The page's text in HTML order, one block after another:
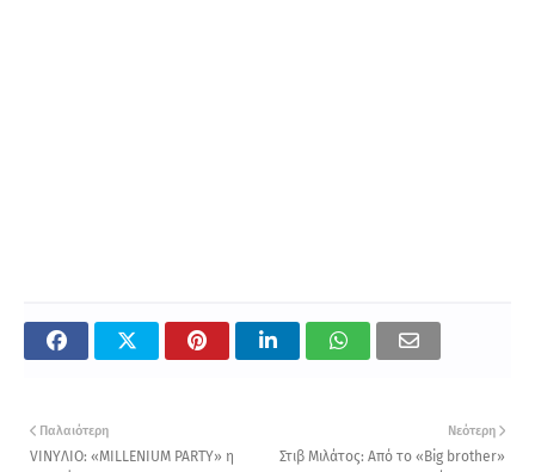
Νεότερη
Στιβ Μιλάτος: Από το «Big brother»
Παλαιότερη
VINYΛΙΟ: «MILLENIUM PARTY» η